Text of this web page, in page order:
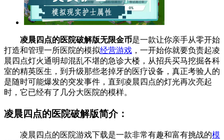
凌晨四点的医院破解版无限金币是一款让你亲手从零开始
打造和管理一所医院的模拟经营游戏 ，一开始你就要负责起凌
晨四点灯火通明却混乱不堪的急诊大楼，从招兵买马挖掘各科
室的精英医生，到升级那些老掉牙的医疗设备，真正考验人的
是随时可能爆发的突发事件，直到凌晨四点的灯光再次亮起
时，它已经有了几分大医院的模样。
凌晨四点的医院破解版简介：
凌晨四点的医院游戏下载是一款非常有趣和富有挑战的模